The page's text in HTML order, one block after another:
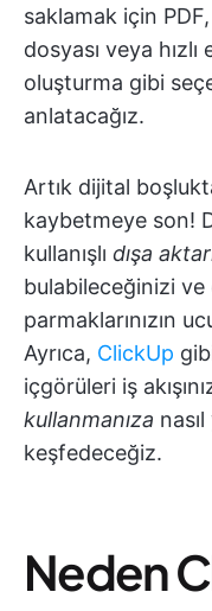
saklamak için
dosyası veya
oluşturma gibi
anlatacağız.
Artık dijital
kaybetmeye son!
kullanışlı dışa
bulabileceğinizi
parmaklarınızın
Ayrıca, ClickUp
içgörüleri iş
kullanmanıza
keşfedeceğiz.
Neden